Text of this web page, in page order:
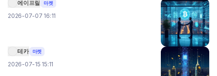
에이프릴 마켓
2026-07-07 16:11
테카 마켓
2026-07-15 15:11